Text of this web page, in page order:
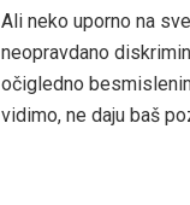
Ali neko uporno na
neopravdano
očigledno
vidimo, ne daju baš